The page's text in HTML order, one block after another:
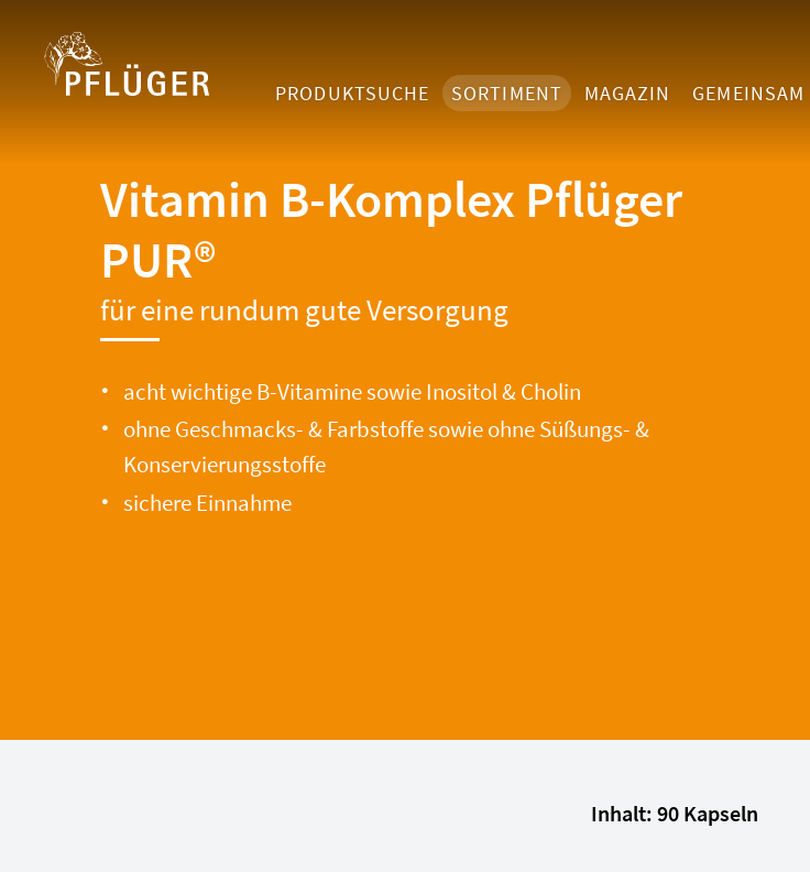
PRODUKTSUCHE SORTIMENT MAGAZIN GEMEINSAM
Vitamin B-Komplex Pflüger
PUR®
für eine rundum gute Versorgung
acht wichtige B-Vitamine sowie Inositol & Cholin
ohne Geschmacks- & Farbstoffe sowie ohne Süßungs- &
Konservierungsstoffe
sichere Einnahme
Inhalt: 90 Kapseln